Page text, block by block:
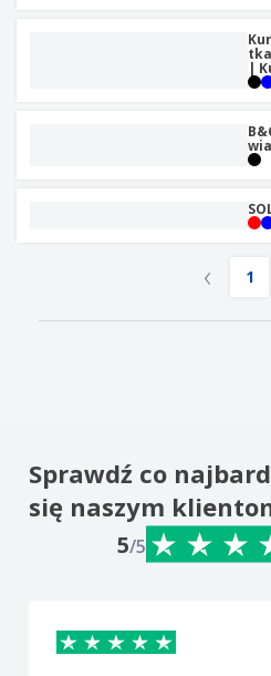
|
‹ 1
Sprawdź co
się naszym
5/5